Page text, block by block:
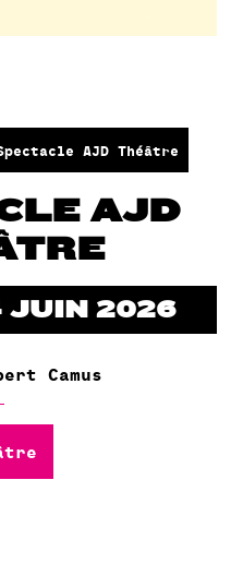
AJD Théâtre
AJD
JUIN 2026
Camus